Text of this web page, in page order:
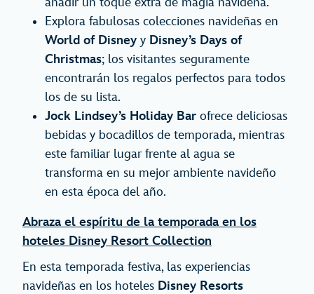
Explora fabulosas colecciones navideñas en
World of Disney y Disney’s Days of
Christmas; los visitantes seguramente
encontrarán los regalos perfectos para todos
los de su lista.
Jock Lindsey’s Holiday Bar ofrece deliciosas
bebidas y bocadillos de temporada, mientras
este familiar lugar frente al agua se
transforma en su mejor ambiente navideño
en esta época del año.
Abraza el espíritu de la temporada en los
hoteles Disney Resort Collection
En esta temporada festiva, las experiencias
navideñas en los hoteles Disney Resorts